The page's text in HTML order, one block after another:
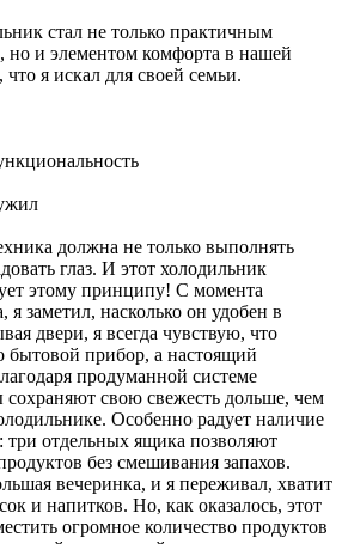
стал не только практичным
и элементом комфорта в нашей
я искал для своей семьи.
должна не только выполнять
глаз. И этот холодильник
этому принципу! С момента
я заметил, насколько он удобен в
двери, я всегда чувствую, что
бытовой прибор, а настоящий
продуманной системе
свою свежесть дольше, чем
Особенно радует наличие
три отдельных ящика позволяют
без смешивания запахов.
вечеринка, и я переживал, хватит
и напитков. Но, как оказалось, этот
огромное количество продуктов